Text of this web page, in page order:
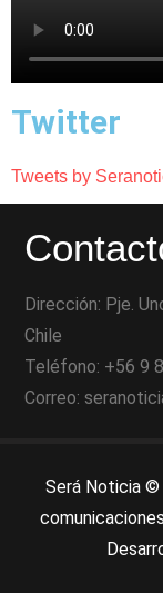
Twitter
Tweets by
Dirección: Pje.
Chile
Teléfono: +56 9
Correo:
Será Noticia ©